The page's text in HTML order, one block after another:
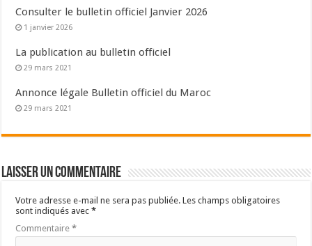
Consulter le bulletin officiel Janvier 2026
1 janvier 2026
La publication au bulletin officiel
29 mars 2021
Annonce légale Bulletin officiel du Maroc
29 mars 2021
Laisser un commentaire
Votre adresse e-mail ne sera pas publiée. Les champs obligatoires
sont indiqués avec*
Commentaire*